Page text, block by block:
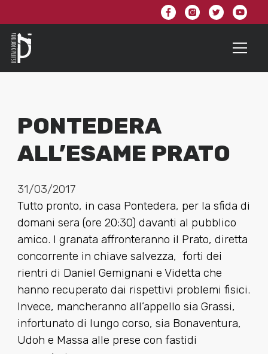
PONTEDERA
ALL’ESAME PRATO
31/03/2017
Tutto pronto, in casa Pontedera, per la sfida di
domani sera (ore 20:30) davanti al pubblico
amico. I granata affronteranno il Prato, diretta
concorrente in chiave salvezza, forti dei
rientri di Daniel Gemignani e Videtta che
hanno recuperato dai rispettivi problemi fisici.
Invece, mancheranno all’appello sia Grassi,
infortunato di lungo corso, sia Bonaventura,
Udoh e Massa alle prese con fastidi